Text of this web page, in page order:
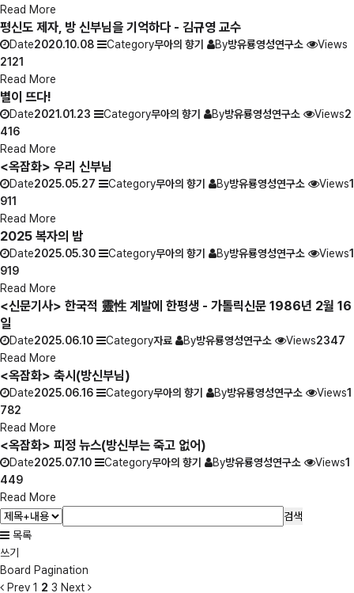
Read More
평신도 제자, 방 신부님을 기억하다 - 김규영 교수
Date2020.10.08 Category무아의 향기 By방유룡영성연구소
Views
2121
Read More
별이 뜨다!
Date2021.01.23 Category무아의 향기 By방유룡영성연구소 Views2
416
Read More
<옥잠화> 우리 신부님
Date2025.05.27 Category무아의 향기 By방유룡영성연구소 Views1
911
Read More
2025 복자의 밤
Date2025.05.30 Category무아의 향기 By방유룡영성연구소 Views1
919
Read More
<신문기사> 한국적 靈性 계발에 한평생 - 가톨릭신문 1986년 2월 16
일
Date2025.06.10 Category자료 By방유룡영성연구소 Views2347
Read More
<옥잠화> 축시(방신부님)
Date2025.06.16 Category무아의 향기 By방유룡영성연구소 Views1
782
Read More
<옥잠화> 피정 뉴스(방신부는 죽고 없어)
Date2025.07.10 Category무아의 향기 By방유룡영성연구소 Views1
449
Read More
검색
목록
쓰기
Board Pagination
Prev 1 2 3 Next